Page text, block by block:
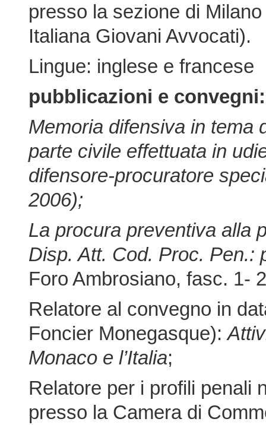
presso la sezione di
Italiana Giovani Avvocati).
Lingue: inglese e francese
pubblicazioni e convegni:
Memoria difensiva in tema
parte civile effettuata in
difensore-procuratore
2006);
La procura preventiva alla
Disp. Att. Cod. Proc. Pen.:
Foro Ambrosiano, fasc. 1-
Relatore al convegno in
Foncier Monegasque):
Monaco e l’Italia;
Relatore per i profili penali
presso la Camera di